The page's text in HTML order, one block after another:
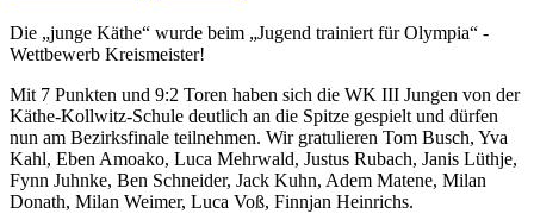
Die „junge Käthe“ wurde beim „Jugend trainiert für Olympia“ -
Wettbewerb Kreismeister!
Mit 7 Punkten und 9:2 Toren haben sich die WK III Jungen von der
Käthe-Kollwitz-Schule deutlich an die Spitze gespielt und dürfen
nun am Bezirksfinale teilnehmen. Wir gratulieren Tom Busch, Yva
Kahl, Eben Amoako, Luca Mehrwald, Justus Rubach, Janis Lüthje,
Fynn Juhnke, Ben Schneider, Jack Kuhn, Adem Matene, Milan
Donath, Milan Weimer, Luca Voß, Finnjan Heinrichs.